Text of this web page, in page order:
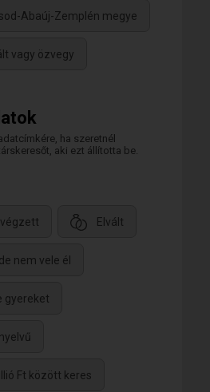
Abaúj-Zemplén megye
vagy özvegy
ha szeretnél
aki ezt állította be.
Elvált
nem vele él
gyereket
Ft között keres